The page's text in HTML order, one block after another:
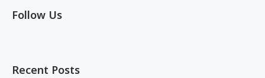
Follow Us
Recent Posts